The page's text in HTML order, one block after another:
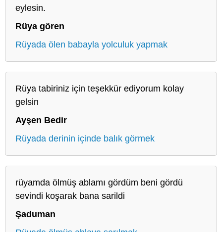
eylesin.
Rüya gören
Rüyada ölen babayla yolculuk yapmak
Rüya tabiriniz için teşekkür ediyorum kolay
gelsin
Ayşen Bedir
Rüyada derinin içinde balık görmek
rüyamda ölmüş ablamı gördüm beni gördü
sevindi koşarak bana sarildi
Şaduman